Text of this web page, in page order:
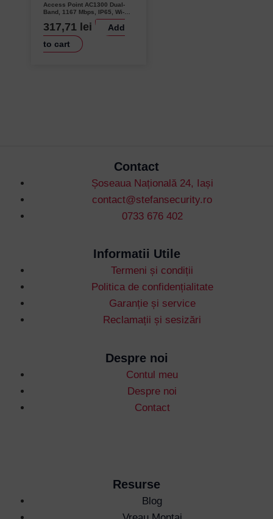
Access Point AC1300 Dual-
Band, 1167 Mbps, IP65, Wi-Fi
5 – TENDA TND-OAP1200
317,71 lei
Add
to cart
Contact
Șoseaua Națională 24, Iași
contact@stefansecurity.ro
0733 676 402
Informatii Utile
Termeni și condiții
Politica de confidențialitate
Garanție și service
Reclamații și sesizări
Despre noi
Contul meu
Despre noi
Contact
Resurse
Blog
Username or Email Address
Password
Remember Me
Lost your password?